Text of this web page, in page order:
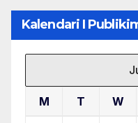
Kalendari I
M T W